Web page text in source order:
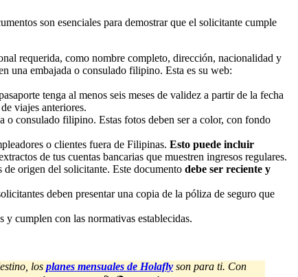
son esenciales para demostrar que el solicitante cumple
requerida, como nombre completo, dirección, nacionalidad y
una embajada o consulado filipino. Esta es su web:
tenga al menos seis meses de validez a partir de la fecha
viajes anteriores.
o consulado filipino. Estas fotos deben ser a color, con fondo
o clientes fuera de Filipinas. Esto puede incluir
de tus cuentas bancarias que muestren ingresos regulares.
de origen del solicitante. Este documento debe ser reciente y
deben presentar una copia de la póliza de seguro que
y cumplen con las normativas establecidas.
los planes mensuales de Holafly son para ti. Con